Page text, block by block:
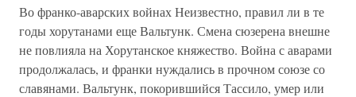
Во франко-аварских войнах Неизвестно, правил ли в те
годы хорутанами еще Вальтунк. Смена сюзерена внешне
не повлияла на Хорутанское княжество. Война с аварами
продолжалась, и франки нуждались в прочном союзе со
славянами. Вальтунк, покорившийся Тассило, умер или